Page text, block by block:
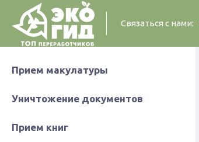
Cвязаться с нами:
Прием макулатуры
Уничтожение документов
Прием книг